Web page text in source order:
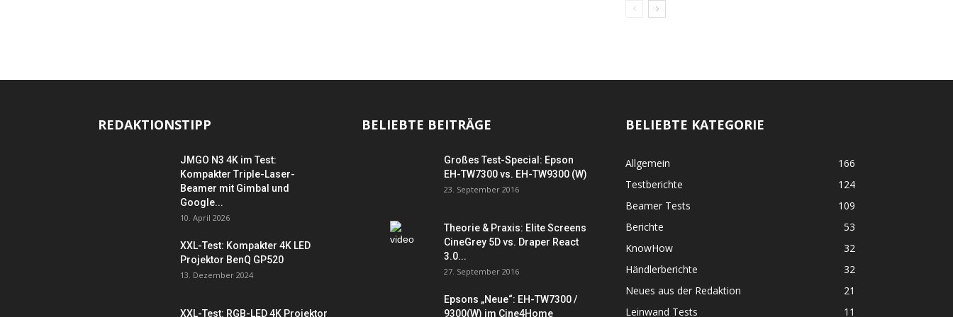
REDAKTIONSTIPP
JMGO N3 4K im Test:
Kompakter Triple-Laser-
Beamer mit Gimbal und
Google...
10. April 2026
XXL-Test: Kompakter 4K LED
Projektor BenQ GP520
13. Dezember 2024
XXL-Test: RGB-LED 4K Projektor
BELIEBTE BEITRÄGE
Großes Test-Special: Epson
EH-TW7300 vs. EH-TW9300 (W)
23. September 2016
Theorie & Praxis: Elite Screens
CineGrey 5D vs. Draper React
3.0...
27. September 2016
Epsons „Neue“: EH-TW7300 /
9300(W) im Cine4Home
BELIEBTE KATEGORIE
Allgemein
166
Testberichte
124
Beamer Tests
109
Berichte
53
KnowHow
32
Händlerberichte
32
Neues aus der Redaktion
21
Leinwand Tests
11